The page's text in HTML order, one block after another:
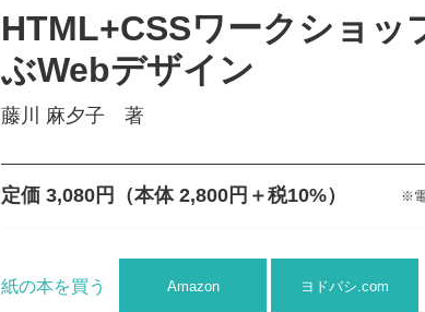
HTML+CSSワークショッ
ぶWebデザイン
藤川 麻夕子 著
定価 3,080円 （本体 2,800円＋税10%） ※
紙の本を買う Amazon ヨドバシ.com